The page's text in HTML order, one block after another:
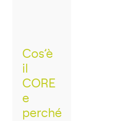
Cos’è
il
CORE
e
perché